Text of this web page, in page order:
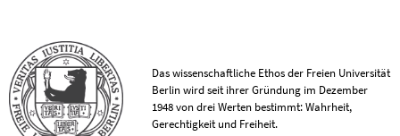
Das wissenschaftliche Ethos der Freien Universität
Berlin wird seit ihrer Gründung im Dezember
1948 von drei Werten bestimmt: Wahrheit,
Gerechtigkeit und Freiheit.